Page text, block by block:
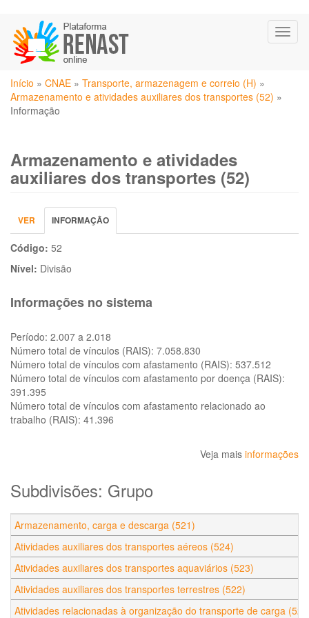
para
conteúdo
principal
Você
está
aqui
Início » CNAE » Transporte, armazenagem e correio (H) »
Armazenamento e atividades auxiliares dos transportes (52) »
Informação
Armazenamento e atividades
auxiliares dos transportes (52)
Abas
primárias
VER INFORMAÇÃO
ATIVA)
Código: 52
Nível: Divisão
Informações no sistema
Período: 2.007 a 2.018
Número total de vínculos (RAIS): 7.058.830
Número total de vínculos com afastamento (RAIS): 537.512
Número total de vínculos com afastamento por doença (RAIS):
391.395
Número total de vínculos com afastamento relacionado ao
trabalho (RAIS): 41.396
Veja mais informações
Subdivisões: Grupo
Armazenamento, carga e descarga (521)
Atividades auxiliares dos transportes aéreos (524)
Atividades auxiliares dos transportes aquaviários (523)
Atividades auxiliares dos transportes terrestres (522)
Atividades relacionadas à organização do transporte de carga